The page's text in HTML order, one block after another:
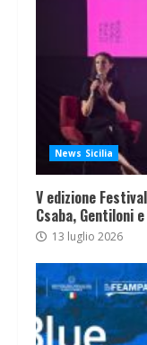
News Sicilia
V edizione
Csaba, Gentiloni
13 luglio 2026